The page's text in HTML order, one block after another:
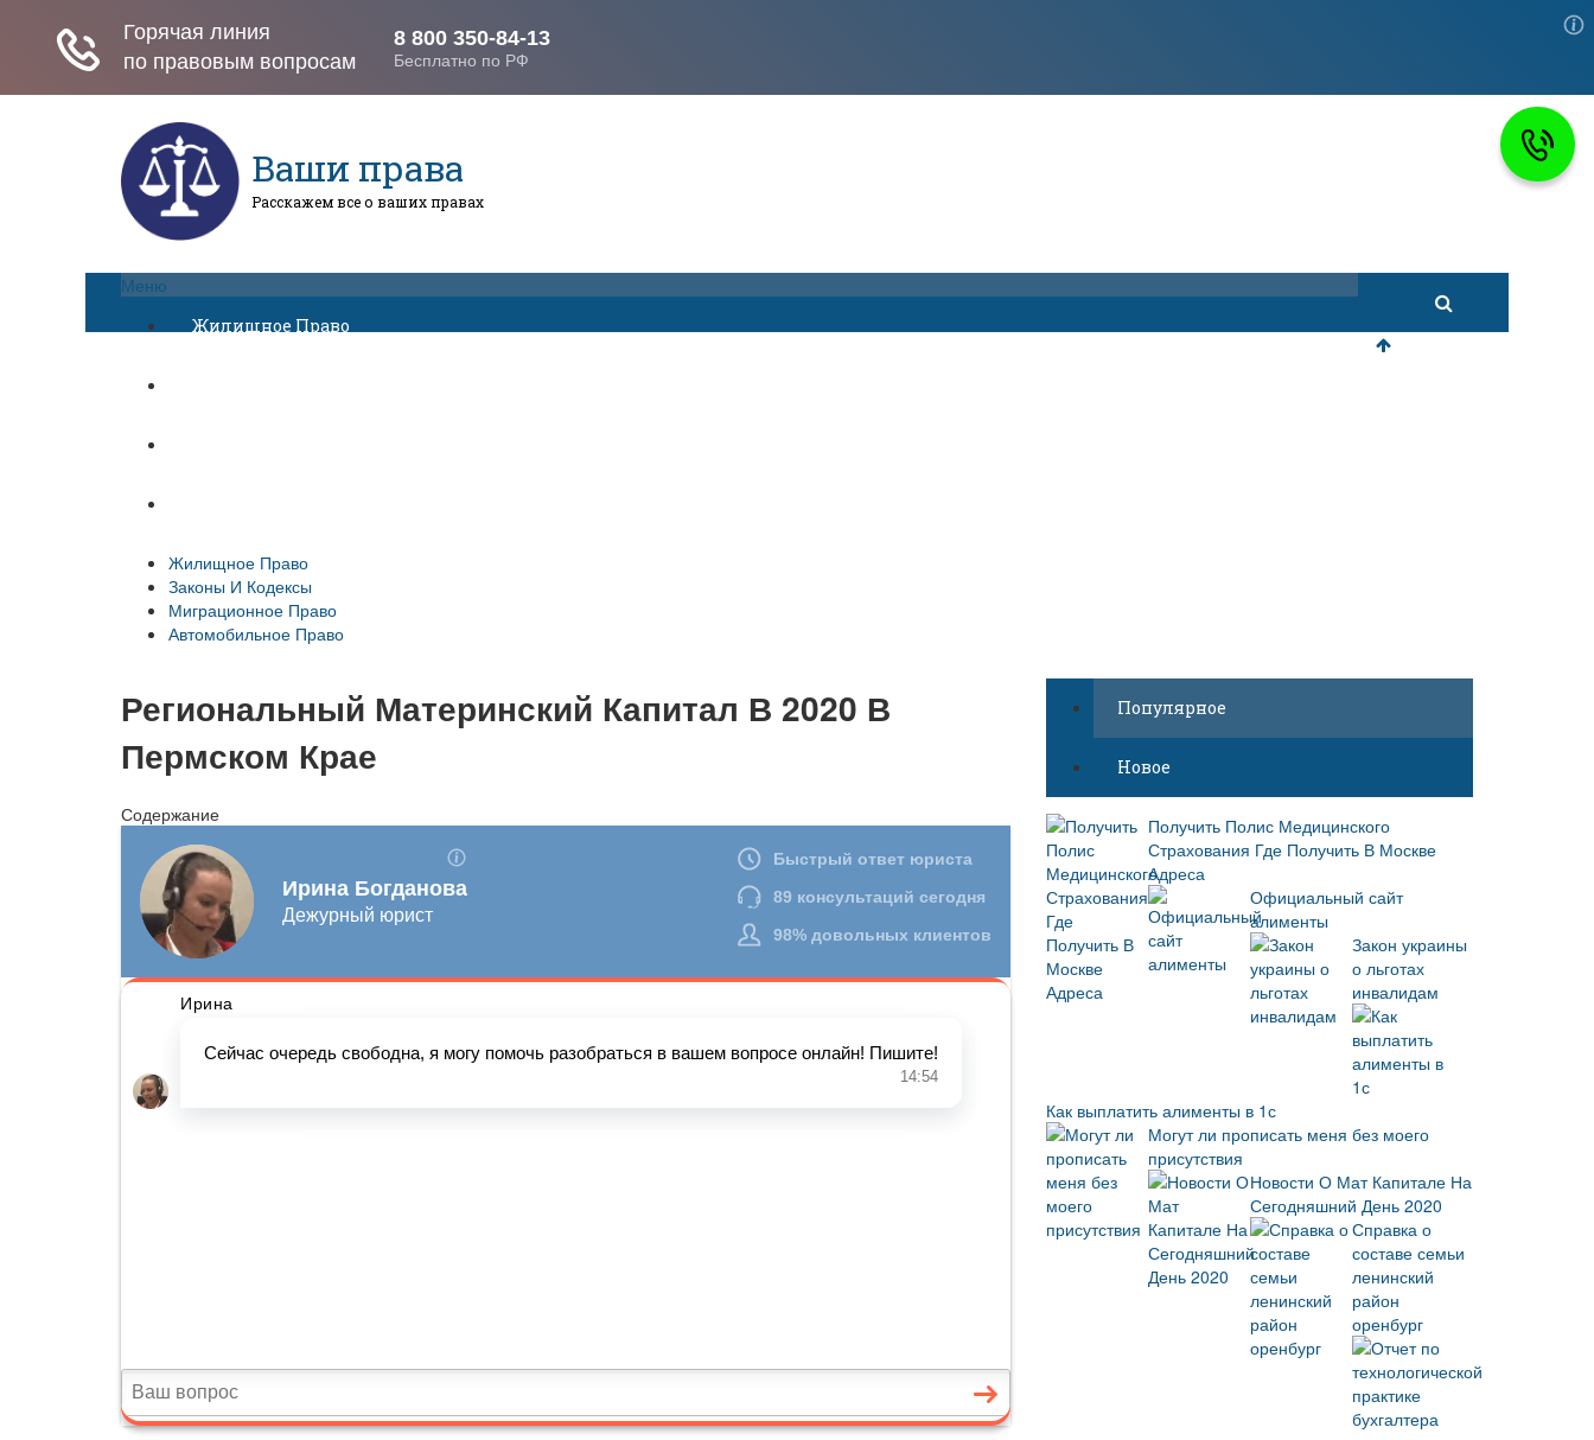
Ваши права
Расскажем все о ваших правах
Меню
Жилищное Право
Жилищное Право
Законы И Кодексы
Миграционное Право
Автомобильное Право
Региональный Материнский Капитал В 2020 В
Пермском Крае
Содержание
Популярное
Новое
Получить Полис Медицинского
Страхования Где Получить В Москве
Адреса
Официальный сайт
алименты
Закон украины
о льготах
инвалидам
Как выплатить алименты в 1с
Могут ли прописать меня без моего
присутствия
Новости О Мат Капитале На
Сегодняшний День 2020
Справка о
составе семьи
ленинский
район
оренбург